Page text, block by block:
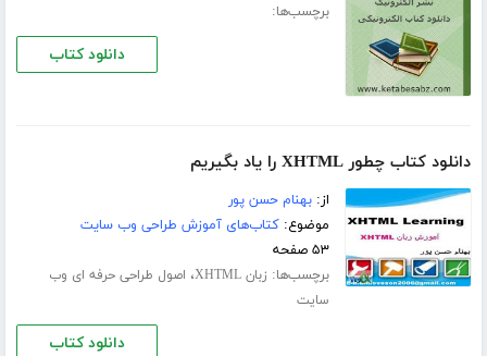
برچسب‌ها:
دانلود کتاب
دانلود کتاب چطور XHTML را یاد بگیریم
از:بهنام حسن پور
موضوع:کتاب‌های آموزش طراحی وب سایت
۵۳ صفحه
برچسب‌ها: زبان XHTML ، اصول طراحی حرفه ای وب
سایت
دانلود کتاب